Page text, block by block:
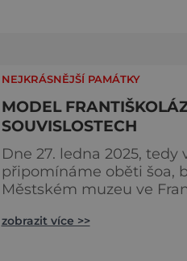
NEJKRÁSNĚJŠÍ PAMÁTKY
MODEL
SOUVISLOSTECH
Dne 27. ledna 2025, tedy
připomínáme oběti šoa,
Městském muzeu ve
zničena v roce 1938. Do lázeňského města se tak
zobrazit více >>